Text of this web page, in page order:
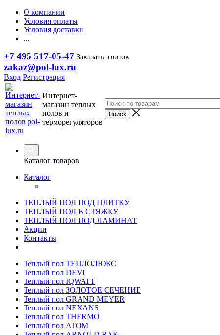
О компании
Условия оплаты
Условия доставки
...
+7 495 517-05-47 Заказать звонок
zakaz@pol-lux.ru
Вход Регистрация
Интернет-
магазин теплых
полов и
терморегуляторов
Каталог товаров
Каталог
ТЕПЛЫЙ ПОЛ ПОД ПЛИТКУ
ТЕПЛЫЙ ПОЛ В СТЯЖКУ
ТЕПЛЫЙ ПОЛ ПОД ЛАМИНАТ
Акции
Контакты
Теплый пол ТЕПЛОЛЮКС
Теплый пол DEVI
Теплый пол IQWATT
Теплый пол ЗОЛОТОЕ СЕЧЕНИЕ
Теплый пол GRAND MEYER
Теплый пол NEXANS
Теплый пол THERMO
Теплый пол ATOM